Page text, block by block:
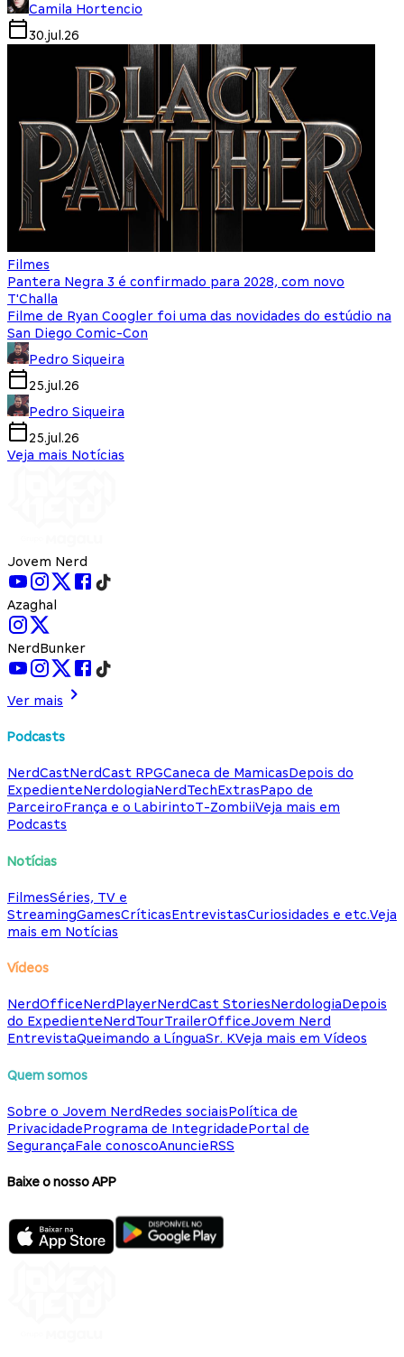
Camila Hortencio
30.jul.26
Filmes
Pantera Negra 3 é confirmado para 2028, com novo
T'Challa
Filme de Ryan Coogler foi uma das novidades do estúdio na
San Diego Comic-Con
Pedro Siqueira
25.jul.26
Pedro Siqueira
25.jul.26
Veja mais Notícias
Jovem Nerd
Azaghal
NerdBunker
Ver mais
Podcasts
NerdCastNerdCast RPGCaneca de MamicasDepois do
ExpedienteNerdologiaNerdTechExtrasPapo de
ParceiroFrança e o LabirintoT-ZombiiVeja mais em
Podcasts
Notícias
FilmesSéries, TV e
StreamingGamesCríticasEntrevistasCuriosidades e etc.Veja
mais em Notícias
Vídeos
NerdOfficeNerdPlayerNerdCast StoriesNerdologiaDepois
do ExpedienteNerdTourTrailerOfficeJovem Nerd
EntrevistaQueimando a LínguaSr. KVeja mais em Vídeos
Quem somos
Sobre o Jovem NerdRedes sociaisPolítica de
PrivacidadePrograma de IntegridadePortal de
SegurançaFale conoscoAnuncieRSS
Baixe o nosso APP